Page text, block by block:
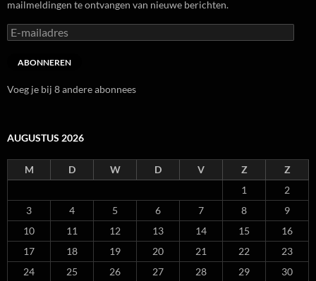
mailmeldingen te ontvangen van nieuwe berichten.
E-
mailadres
ABONNEREN
Voeg je bij 8 andere abonnees
AUGUSTUS 2026
M D W D V Z
Z
1
2
3
4 5 6 7 8
9
10
11 12 13 14 15
16
17
18 19 20 21 22
23
24
25 26 27 28 29
30